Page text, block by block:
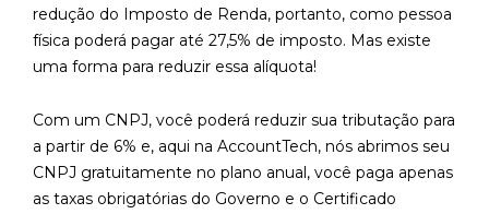
redução do Imposto de Renda, portanto, como pessoa
física poderá pagar até 27,5% de imposto. Mas existe
uma forma para reduzir essa alíquota!
Com um CNPJ, você poderá reduzir sua tributação para
a partir de 6% e, aqui na AccountTech, nós abrimos seu
CNPJ gratuitamente no plano anual, você paga apenas
as taxas obrigatórias do Governo e o Certificado